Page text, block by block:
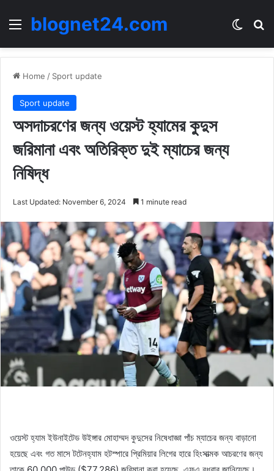
Menublognet24.com
Home / Sport update
Sport update
অসদাচরণের জন্য ওয়েস্ট হ্যামের কুদুস
জরিমানা এবং অতিরিক্ত দুই ম্যাচের জন্য
নিষিদ্ধ
Last Updated: November 6, 2024 1 minute read
ওয়েস্ট হ্যাম ইউনাইটেড উইঙ্গার মোহাম্মদ কুদুসের নিষেধাজ্ঞা পাঁচ ম্যাচের জন্য বাড়ানো
হয়েছে এবং গত মাসে টটেনহ্যাম হটস্পারে প্রিমিয়ার লিগের হারে হিংসাত্মক আচরণের জন্য